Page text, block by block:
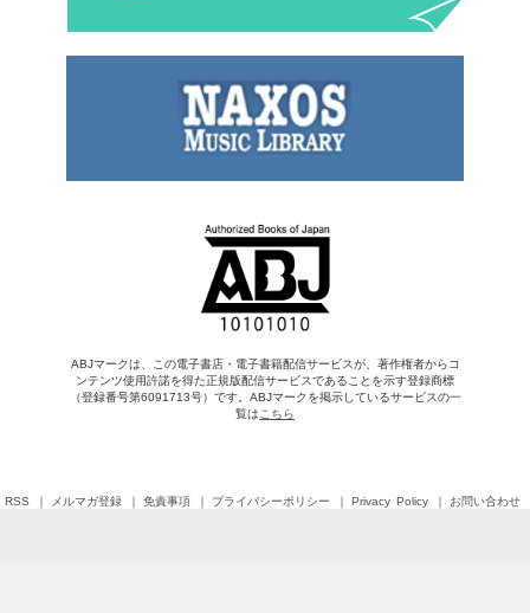
ABJマークは、この電子書店・電子書籍配信サービスが、著作権者からコ
ンテンツ使用許諾を得た正規版配信サービスであることを示す登録商標
（登録番号第6091713号）です。ABJマークを掲示しているサービスの一
覧は こちら
RSS メルマガ登録 免責事項 プライバシーポリシー Privacy Policy お問い合わせ